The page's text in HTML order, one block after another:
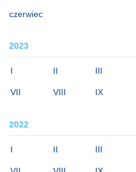
czerwiec
2023
I II III
VII VIII IX
2022
I II III